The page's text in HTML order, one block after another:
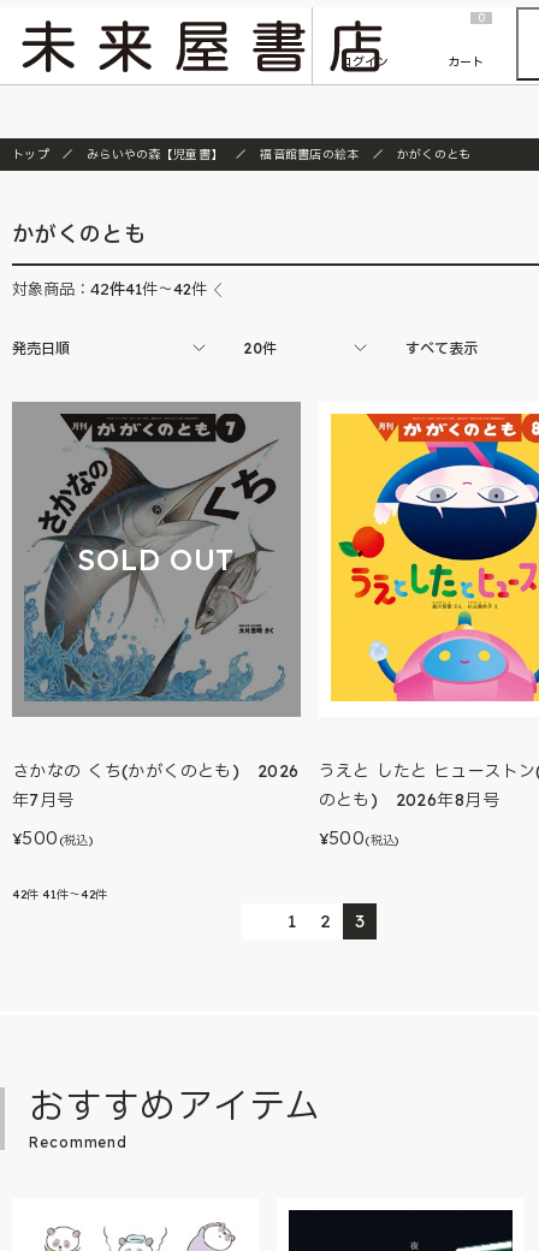
『ONE PIECE magazine 021 ONE PIECEカード付き同梱版』発売延期のご案内
ログイン
0
カート
トップ みらいやの森【児童書】 福音館書店の絵本 かがくのとも
かがくのとも
対象商品： 42件41件～42件
発売日順 20件 すべて表示
SOLD OUT
さかなの くち(かがくのとも) 2026
年7月号
¥500 (税込)
うえと したと ヒュースト
のとも) 2026年8月号
¥500(税込)
42件 41件～42件
1 2 3
おすすめアイテム
Recommend